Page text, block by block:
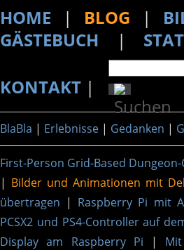
HOME | BLOG |
GÄSTEBUCH |
KONTAKT |
BlaBla | Erlebnisse | Gedanken |
First-Person Grid-Based
| Bilder und Animationen mit
übertragen | Raspberry Pi mit
PCSX2 und PS4-Controller auf
Display am Raspberry Pi |